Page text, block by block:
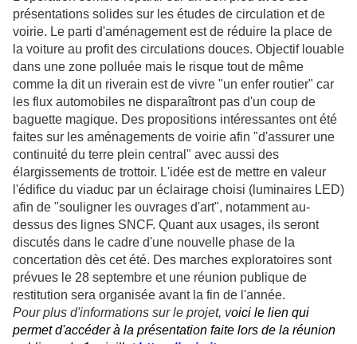
présentations solides sur les études de circulation et de
voirie. Le parti d'aménagement est de réduire la place de
la voiture au profit des circulations douces. Objectif louable
dans une zone polluée mais le risque tout de même
comme la dit un riverain est de vivre "un enfer routier" car
les flux automobiles ne disparaîtront pas d'un coup de
baguette magique. Des propositions intéressantes ont été
faites sur les aménagements de voirie afin "d'assurer une
continuité du terre plein central" avec aussi des
élargissements de trottoir. L'idée est de mettre en valeur
l'édifice du viaduc par un éclairage choisi (luminaires LED)
afin de "souligner les ouvrages d'art", notamment au-
dessus des lignes SNCF. Quant aux usages, ils seront
discutés dans le cadre d'une nouvelle phase de la
concertation dès cet été. Des marches exploratoires sont
prévues le 28 septembre et une réunion publique de
restitution sera organisée avant la fin de l'année.
Pour plus d'informations sur le projet, voici le lien qui
permet d'accéder à la présentation faite lors de la réunion